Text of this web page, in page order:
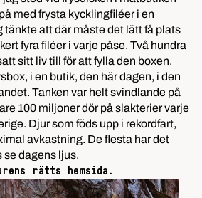
med frysta kycklingfiléer i en
tänkte att där måste det lätt få plats
fyra filéer i varje påse. Två hundra
sitt liv till för att fylla den boxen.
i en butik, den här dagen, i den
Tanken var helt svindlande på
100 miljoner dör på slakterier varje
Djur som föds upp i rekordfart,
avkastning. De flesta har det
se dagens ljus.
rätts hemsida.